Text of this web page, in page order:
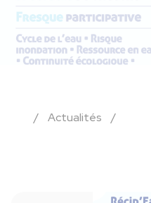
/ Actualités /